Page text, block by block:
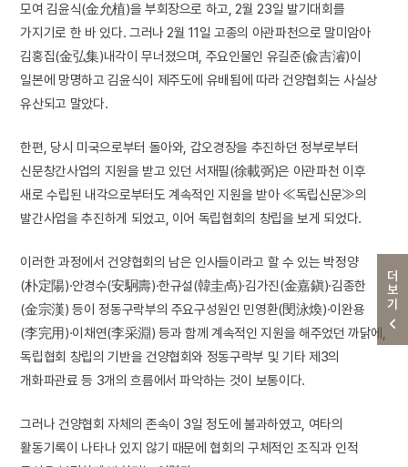
더보기
모여 김윤식(金允植)을 부회장으로 하고, 2월 23일 발기대회를
가지기로 한 바 있다. 그러나 2월 11일 고종의 아관파천으로 말미암아
김홍집(金弘集)내각이 무너졌으며, 주요인물인 유길준(兪吉濬)이
일본에 망명하고 김윤식이 제주도에 유배됨에 따라 건양협회는 사실상
유산되고 말았다.
한편, 당시 미국으로부터 돌아와, 갑오경장을 추진하던 정부로부터
신문창간사업의 지원을 받고 있던 서재필(徐載弼)은 아관파천 이후
새로 수립된 내각으로부터도 계속적인 지원을 받아 ≪독립신문≫의
발간사업을 추진하게 되었고, 이어 독립협회의 창립을 보게 되었다.
이러한 과정에서 건양협회의 남은 인사들이라고 할 수 있는 박정양
(朴定陽)·안경수(安駉壽)·한규설(韓圭卨)·김가진(金嘉鎭)·김종한
(金宗漢) 등이 정동구락부의 주요구성원인 민영환(閔泳煥)·이완용
(李完用)·이채연(李采淵) 등과 함께 계속적인 지원을 해주었던 까닭에,
독립협회 창립의 기반을 건양협회와 정동구락부 및 기타 제3의
개화파관료 등 3개의 흐름에서 파악하는 것이 보통이다.
그러나 건양협회 자체의 존속이 3일 정도에 불과하였고, 여타의
활동기록이 나타나 있지 않기 때문에 협회의 구체적인 조직과 인적